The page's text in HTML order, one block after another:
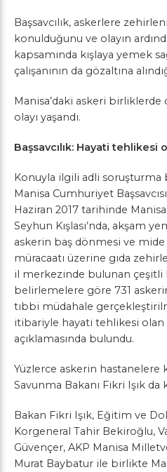
Başsavcılık, askerlere
konulduğunu ve olayın
kapsamında kışlaya yemek
çalışanının da gözaltına
Manisa’daki askeri
olayı yaşandı.
Başsavcılık: Hayati tehlikesi
Konuyla ilgili adli soruşturma
Manisa Cumhuriyet
Haziran 2017 tarihinde
Seyhun Kışlası’nda, akşam
askerin baş dönmesi ve mide
müracaatı üzerine gıda
il merkezinde bulunan çeşitli
belirlemelere göre 731
tıbbi müdahale
itibariyle hayati tehlikesi
açıklamasında bulundu.
Yüzlerce askerin hastanelere
Savunma Bakanı Fikri Işık da
Bakan Fikri Işık, Eğitim ve
Korgeneral Tahir Bekiroğlu,
Güvençer, AKP Manisa
Murat Baybatur ile birlikte